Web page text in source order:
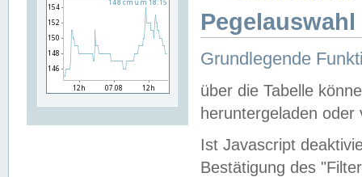
Grundlegende
über die Tabelle
heruntergeladen oder
Ist Javascript
Bestätigung des